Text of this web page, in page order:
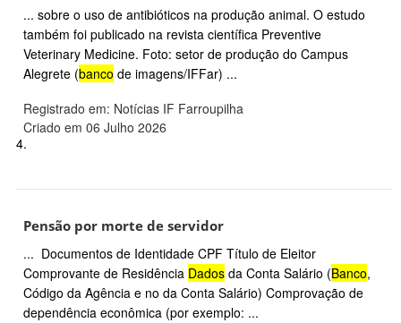
... sobre o uso de antibióticos na produção animal. O estudo
também foi publicado na revista científica Preventive
Veterinary Medicine. Foto: setor de produção do Campus
Alegrete (banco de imagens/IFFar) ...
Registrado em: Notícias IF Farroupilha
Criado em 06 Julho 2026
4.
Pensão por morte de servidor
... Documentos de Identidade CPF Título de Eleitor
Comprovante de Residência Dados da Conta Salário (Banco,
Código da Agência e no da Conta Salário) Comprovação de
dependência econômica (por exemplo: ...